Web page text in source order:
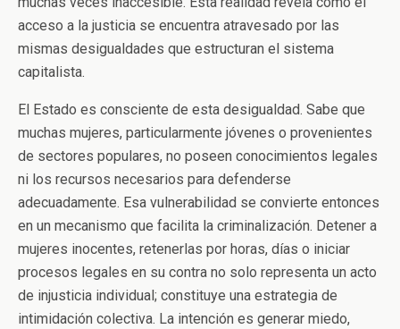
acceso a la justicia se encuentra atravesado por las
mismas desigualdades que estructuran el sistema
capitalista.
El Estado es consciente de esta desigualdad. Sabe que
muchas mujeres, particularmente jóvenes o provenientes
de sectores populares, no poseen conocimientos legales
ni los recursos necesarios para defenderse
adecuadamente. Esa vulnerabilidad se convierte entonces
en un mecanismo que facilita la criminalización. Detener a
mujeres inocentes, retenerlas por horas, días o iniciar
procesos legales en su contra no solo representa un acto
de injusticia individual; constituye una estrategia de
intimidación colectiva. La intención es generar miedo,